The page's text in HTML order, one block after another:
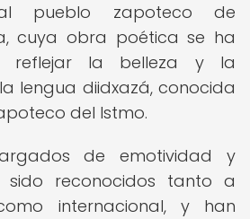
al pueblo zapoteco de
cuya obra poética se ha
reflejar la belleza y la
lengua diidxazá, conocida
del Istmo.
de emotividad y
sido reconocidos tanto a
internacional, y han